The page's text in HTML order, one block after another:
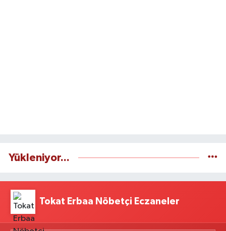
Yükleniyor...
Tokat Erbaa Nöbetçi Eczaneler